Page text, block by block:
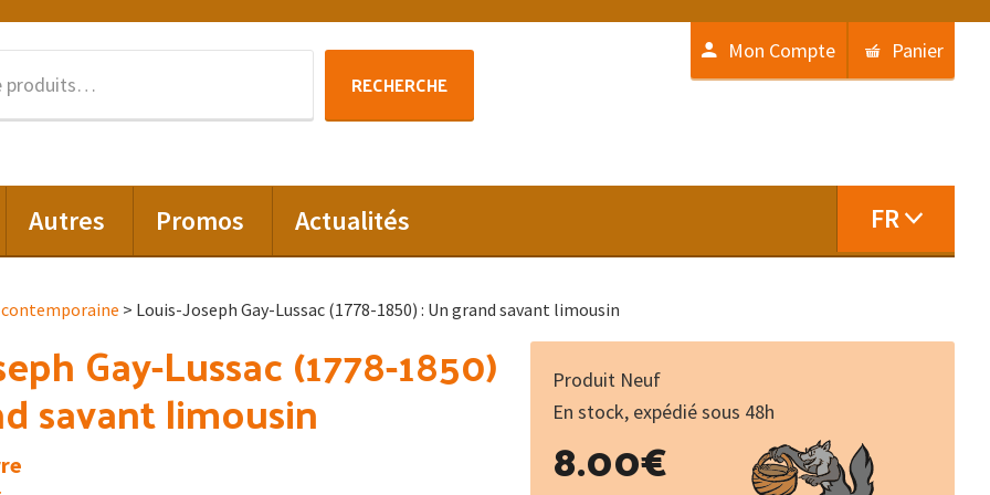
RECHERCHE
Mon Compte Panier
Autres Promos Actualités FR
> Louis-Joseph Gay-Lussac (1778-1850) : Un grand savant limousin
Gay-Lussac (1778-1850)
savant limousin
Produit Neuf
En stock, expédié sous 48h
8.00€
de